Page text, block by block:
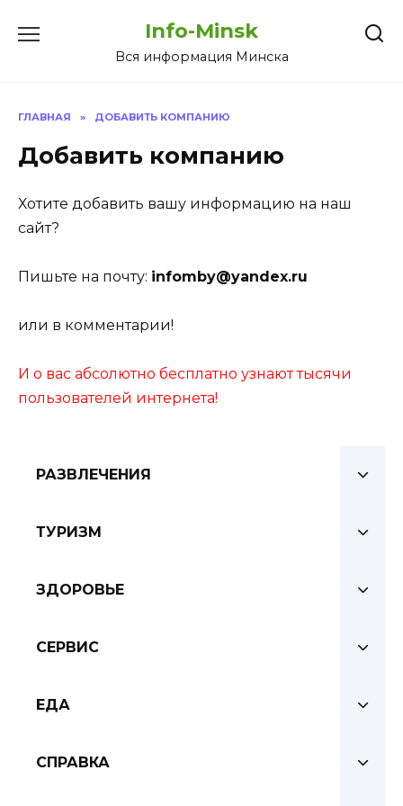
Info-Minsk
Вся информация Минска
ГЛАВНАЯ » ДОБАВИТЬ КОМПАНИЮ
Добавить компанию
Хотите добавить вашу информацию на наш
сайт?
Пишьте на почту: infomby@yandex.ru
или в комментарии!
И о вас абсолютно бесплатно узнают тысячи
пользователей интернета!
РАЗВЛЕЧЕНИЯ
ТУРИЗМ
ЗДОРОВЬЕ
СЕРВИС
ЕДА
СПРАВКА